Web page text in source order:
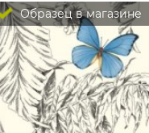
Образец в магазине